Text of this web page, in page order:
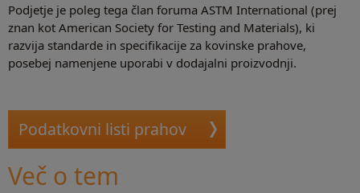
Podjetje je poleg tega član foruma ASTM International (prej
znan kot American Society for Testing and Materials), ki
razvija standarde in specifikacije za kovinske prahove,
posebej namenjene uporabi v dodajalni proizvodnji.
Podatkovni listi prahov
Več o tem